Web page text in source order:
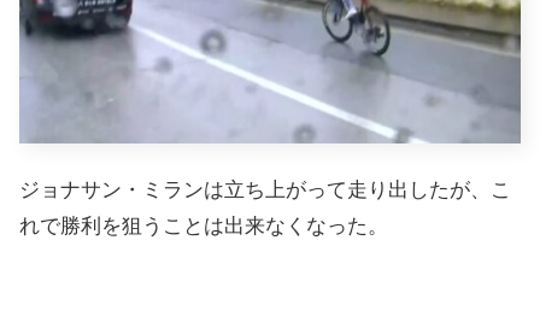
ジョナサン・ミランは立ち上がって走り出したが、こ
れで勝利を狙うことは出来なくなった。